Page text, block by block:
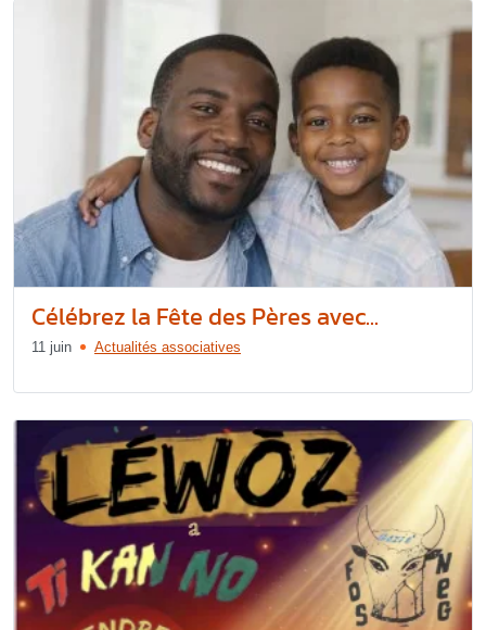
Célébrez la Fête des Pères avec...
11 juin Actualités associatives